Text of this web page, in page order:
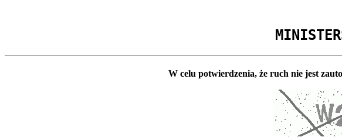
W celu potwierdzenia, że ruch nie jest